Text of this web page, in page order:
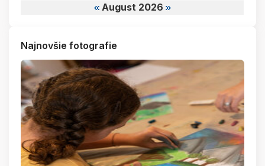
August 2026
Najnovšie fotografie